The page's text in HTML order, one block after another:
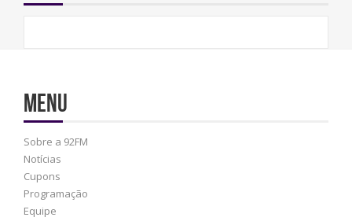
Menu
Sobre a 92FM
Notícias
Cupons
Programação
Equipe